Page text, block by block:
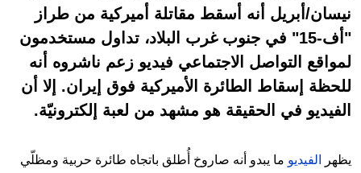
نيسان/أبريل أنه أسقط مقاتلة أميركية من طراز
"أف-15" في جنوب غرب البلاد، تداول مستخدمون
لمواقع التواصل الاجتماعي فيديو زعم ناشروه أنه
للحظة إسقاط الطائرة الأميركية فوق إيران. إلا أن
الفيديو في الحقيقة هو مشهد من لعبة إلكترونيّة.
يظهر الفيديو ما يبدو أنه صاروخ أُطلق باتجاه طائرة حربية ومظلّي